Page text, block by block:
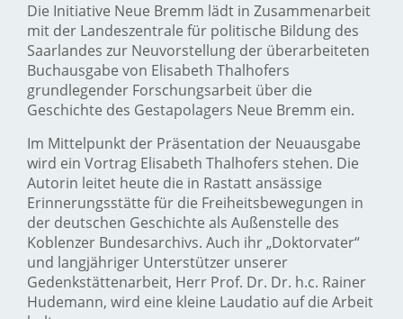
Die Initiative Neue Bremm lädt in Zusammenarbeit
mit der Landeszentrale für politische Bildung des
Saarlandes zur Neuvorstellung der überarbeiteten
Buchausgabe von Elisabeth Thalhofers
grundlegender Forschungsarbeit über die
Geschichte des Gestapolagers Neue Bremm ein.
Im Mittelpunkt der Präsentation der Neuausgabe
wird ein Vortrag Elisabeth Thalhofers stehen. Die
Autorin leitet heute die in Rastatt ansässige
Erinnerungsstätte für die Freiheitsbewegungen in
der deutschen Geschichte als Außenstelle des
Koblenzer Bundesarchivs. Auch ihr „Doktorvater“
und langjähriger Unterstützer unserer
Gedenkstättenarbeit, Herr Prof. Dr. Dr. h.c. Rainer
Hudemann, wird eine kleine Laudatio auf die Arbeit